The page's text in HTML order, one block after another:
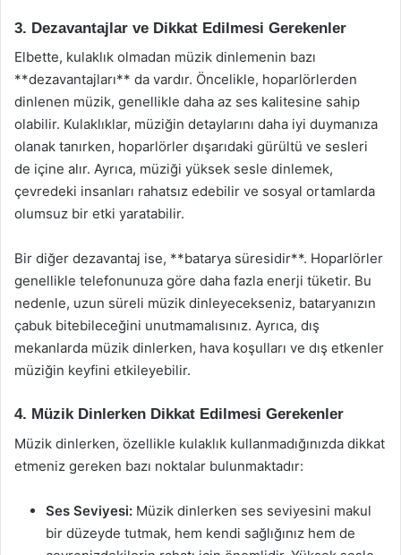
3. Dezavantajlar ve Dikkat Edilmesi Gerekenler
Elbette, kulaklık olmadan müzik dinlemenin bazı
**dezavantajları** da vardır. Öncelikle, hoparlörlerden
dinlenen müzik, genellikle daha az ses kalitesine sahip
olabilir. Kulaklıklar, müziğin detaylarını daha iyi duymanıza
olanak tanırken, hoparlörler dışarıdaki gürültü ve sesleri
de içine alır. Ayrıca, müziği yüksek sesle dinlemek,
çevredeki insanları rahatsız edebilir ve sosyal ortamlarda
olumsuz bir etki yaratabilir.
Bir diğer dezavantaj ise, **batarya süresidir**. Hoparlörler
genellikle telefonunuza göre daha fazla enerji tüketir. Bu
nedenle, uzun süreli müzik dinleyecekseniz, bataryanızın
çabuk bitebileceğini unutmamalısınız. Ayrıca, dış
mekanlarda müzik dinlerken, hava koşulları ve dış etkenler
müziğin keyfini etkileyebilir.
4. Müzik Dinlerken Dikkat Edilmesi Gerekenler
Müzik dinlerken, özellikle kulaklık kullanmadığınızda dikkat
etmeniz gereken bazı noktalar bulunmaktadır:
Ses Seviyesi: Müzik dinlerken ses seviyesini makul
bir düzeyde tutmak, hem kendi sağlığınız hem de